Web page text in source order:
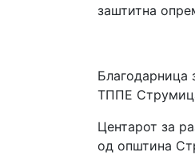
заштитна
Благодарница
ТППЕ
Центарот за
од општина